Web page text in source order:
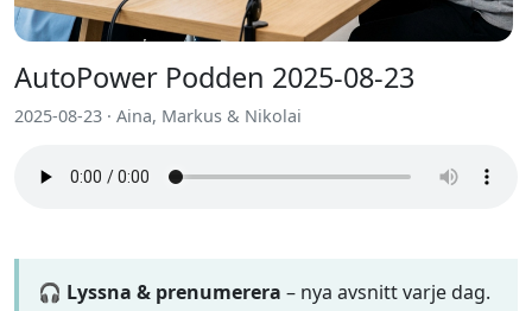
AutoPower Podden 2025-08-23
2025-08-23 · Aina, Markus & Nikolai
🎧 Lyssna & prenumerera – nya avsnitt varje dag.